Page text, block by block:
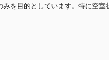
を目的としています。特に空